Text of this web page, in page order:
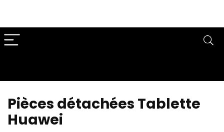
Pièces détachées Tablette
Huawei